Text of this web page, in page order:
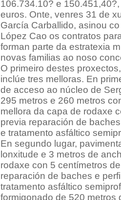
106.734.10? e
euros. Onte, venres 31 de
García Carballido, asinou
López Cao os contratos
forman parte da estratexia
novas familias ao noso
O primeiro destes
inclúe tres melloras. En
de acceso ao núcleo de
295 metros e 260 metros
mellora da capa de rodaxe
previa reparación de
e tratamento asfáltico
En segundo lugar,
lonxitude e 3 metros de
rodaxe con 5 centímetros
reparación de baches e
tratamento asfáltico
formigonado de 520 metros